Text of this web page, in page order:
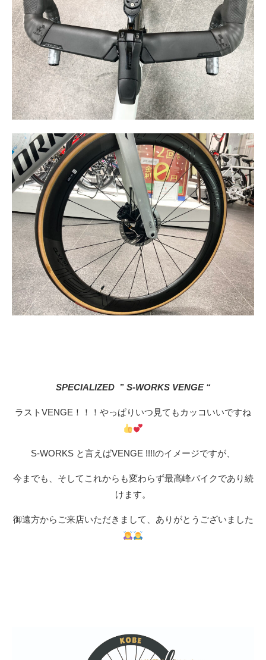
SPECIALIZED ” S-WORKS VENGE “
ラストVENGE！！！やっぱりいつ見てもカッコいいですね
S-WORKS と言えばVENGE !!!!のイメージですが、
今までも、そしてこれからも変わらず最高峰バイクであり続
けます。
御遠方からご来店いただきまして、ありがとうございました